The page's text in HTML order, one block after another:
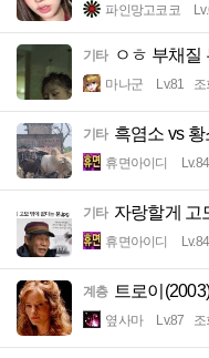
파인망고코코
기타 ㅇㅎ 부채질
마나군 Lv.81 조
기타 흑염소 vs 황
휴면아이디 Lv.84
기타 자랑할게 고
휴면아이디 Lv.84
계층 트로이
옆사마 Lv.87 조